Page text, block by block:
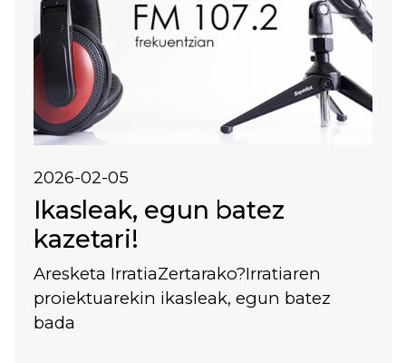
2026-02-05
Ikasleak, egun batez
kazetari!
Aresketa IrratiaZertarako?Irratiaren
proiektuarekin ikasleak, egun batez
bada